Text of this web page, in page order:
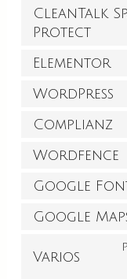
CleanTalk
Protect
Elementor
WordPress
Complianz
Wordfence
Google
Google
Varios